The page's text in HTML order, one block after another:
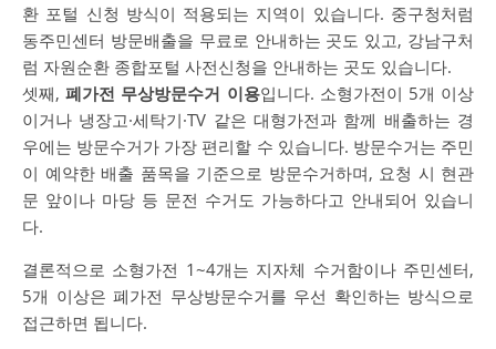
환 포털 신청 방식이 적용되는 지역이 있습니다. 중구청처럼
동주민센터 방문배출을 무료로 안내하는 곳도 있고, 강남구처
럼 자원순환 종합포털 사전신청을 안내하는 곳도 있습니다.
셋째,폐가전 무상방문수거 이용입니다. 소형가전이 5개 이상
이거나 냉장고·세탁기·TV 같은 대형가전과 함께 배출하는 경
우에는 방문수거가 가장 편리할 수 있습니다. 방문수거는 주민
이 예약한 배출 품목을 기준으로 방문수거하며, 요청 시 현관
문 앞이나 마당 등 문전 수거도 가능하다고 안내되어 있습니
다.
결론적으로 소형가전 1~4개는 지자체 수거함이나 주민센터,
5개 이상은 폐가전 무상방문수거를 우선 확인하는 방식으로
접근하면 됩니다.